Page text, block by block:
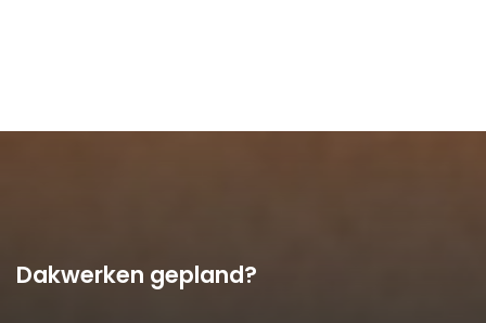
Dakwerken gepland?